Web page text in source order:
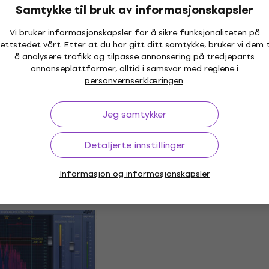
Samtykke til bruk av informasjonskapsler
Vi bruker informasjonskapsler for å sikre funksjonaliteten på
vårt. Etter at du har gitt ditt samtykke, bruker vi dem
å analysere trafikk og tilpasse annonsering på tredjeparts
annonseplattformer, alltid i samsvar med reglene i
personvernserklæringen.
Jeg samtykker
Detaljerte innstillinger
Informasjon og informasjonskapsler
FX-prosessor
NKr
- 37 %
nedlasting
(Digitalt produkt)
473 NKr582 NKr
- 19 %
Tilgjengelig for nedlasting
Audé Producer
produkt)
FX-prosessor
- 37 %
Waves Silver (Digitalt
Programvare-plugin FX-
734 NKr1 159 NKr
Tilgjengelig for nedlasting
Sibilance
FX-prosessor
NKr
- 18 %